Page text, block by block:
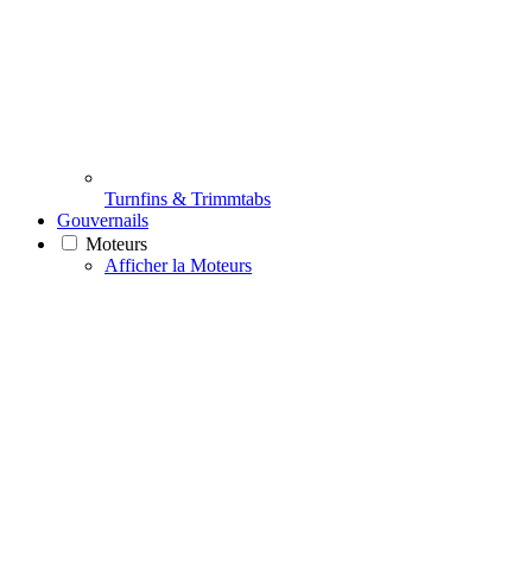
Turnfins & Trimmtabs
Gouvernails
Moteurs
Afficher la Moteurs